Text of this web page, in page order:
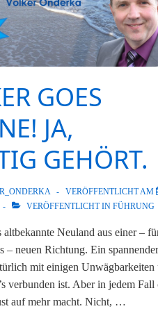
GOES
JA,
GEHÖRT.
VERÖFFENTLICHT AM
VERÖFFENTLICHT IN FÜHRUNG
altbekannte Neuland aus einer –
– neuen Richtung. Ein spannender
mit einigen Unwägbarkeiten
verbunden ist. Aber in jedem Fall
auf mehr macht. Nicht, …